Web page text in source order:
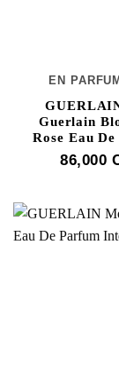
EN
Guerlain
Rose Eau
86,000